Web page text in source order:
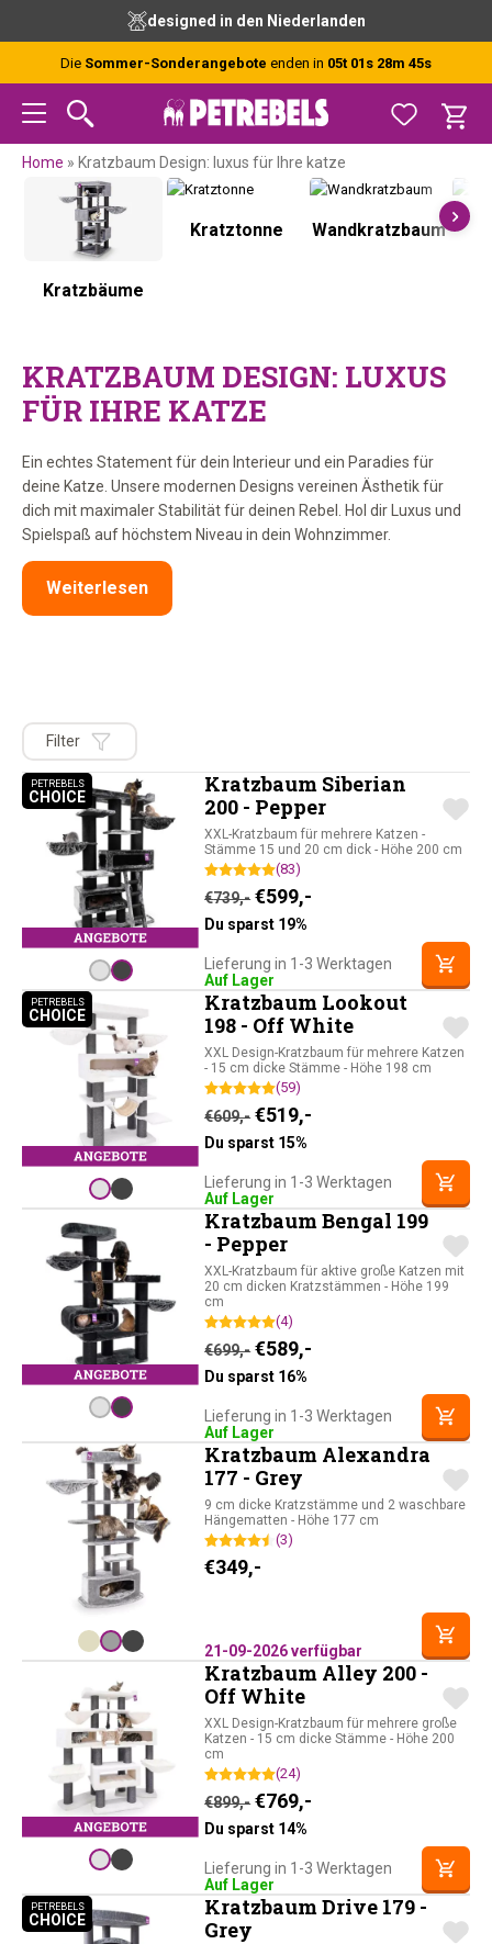
content
designed in den Niederlanden
Die Sommer-Sonderangebote enden in 05t 01s 28m 44s
Home » Kratzbaum Design: luxus für Ihre katze
Kratzbäume
Kratztonne Wandkratzbaum
KRATZBAUM DESIGN: LUXUS
FÜR IHRE KATZE
Ein echtes Statement für dein Interieur und ein Paradies für
deine Katze. Unsere modernen Designs vereinen Ästhetik für
dich mit maximaler Stabilität für deinen Rebel. Hol dir Luxus und
Spielspaß auf höchstem Niveau in dein Wohnzimmer.
Weiterlesen
Filter
PETREBELS
CHOICEPETREBELS CHOICE
Kratzbaum Siberian
200 - Pepper
XXL-Kratzbaum für mehrere Katzen -
Stämme 15 und 20 cm dick - Höhe 200 cm
(83)
€739,- Ursprünglicher Preis war:
€599,-
Du sparst 19%
Lieferung in 1-3 Werktagen
Auf Lager
PETREBELS
CHOICEPETREBELS CHOICE
Kratzbaum Lookout
198 - Off White
XXL Design-Kratzbaum für mehrere Katzen
- 15 cm dicke Stämme - Höhe 198 cm
(59)
€609,- Ursprünglicher Preis war:
€519,-
Du sparst 15%
Lieferung in 1-3 Werktagen
Auf Lager
Kratzbaum Bengal 199
- Pepper
XXL-Kratzbaum für aktive große Katzen mit
20 cm dicken Kratzstämmen - Höhe 199
cm
(4)
€699,- Ursprünglicher Preis war:
€589,-
Du sparst 16%
Lieferung in 1-3 Werktagen
Auf Lager
Kratzbaum Alexandra
177 - Grey
9 cm dicke Kratzstämme und 2 waschbare
Hängematten - Höhe 177 cm
(3)
€349,-
21-09-2026 verfügbar
Kratzbaum Alley 200 -
Off White
XXL Design-Kratzbaum für mehrere große
Katzen - 15 cm dicke Stämme - Höhe 200
cm
(24)
€899,- Ursprünglicher Preis war:
€769,-
Du sparst 14%
Lieferung in 1-3 Werktagen
Auf Lager
PETREBELS
CHOICEPETREBELS CHOICE
Kratzbaum Drive 179 -
Grey